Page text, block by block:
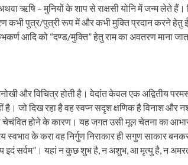
अथवा ऋषि – मुनियों के शाप से राक्षसी योनि में जन्म लेते
कभी पुत्र/पुत्री रूप में और कभी मुक्ति प्रदान करने हेतु
आदि को “दण्ड/मुक्ति” हेतु राम का अवतरण माना
और विचित्र होती है। वेदांत केवल एक अद्वितीय
है। जो दिख रहा है वह स्वप्न सदृश क्षणिक है विनाश और
चेचंवित होने के कारण। यह जगत उसी मूल चेतना का
के करा वह निर्गुण निराकार ही सगुण साकार
इदं सर्वम”। यहां न कुछ शुभ है, न अशुभ, आ मृत्यु है, न